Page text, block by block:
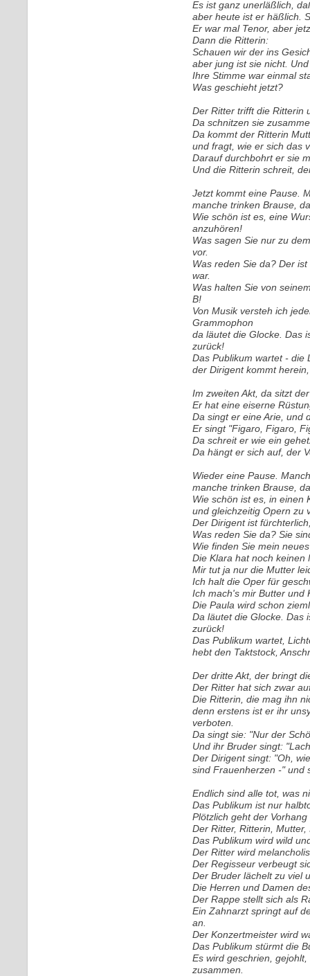
Es ist ganz unerläßlich,
aber heute ist er häßlich.
Er war mal Tenor, aber
Dann die Ritterin:
Schauen wir der ins
aber jung ist sie nicht.
Ihre Stimme war einmal
Was geschieht jetzt?
Der Ritter trifft die Ritterin
Da schnitzen sie
Da kommt der Ritterin
und fragt, wie er sich das
Darauf durchbohrt er sie
Und die Ritterin schreit,
Jetzt kommt eine Pause.
manche trinken Brause,
Wie schön ist es, eine
anzuhören!
Was sagen Sie nur zu
vor.
Was reden Sie da? Der
war.
Was halten Sie von
B!
Von Musik versteh ich
Grammophon
da läutet die Glocke. Das
zurück!
Das Publikum wartet - die
der Dirigent kommt
Im zweiten Akt, da sitzt
Er hat eine eiserne
Da singt er eine Arie, und
Er singt "Figaro, Figaro,
Da schreit er wie ein
Da hängt er sich auf, der
Wieder eine Pause.
manche trinken Brause,
Wie schön ist es, in einen
und gleichzeitig Opern zu
Der Dirigent ist
Was reden Sie da? Sie
Wie finden Sie mein
Die Klara hat noch keinen
Mir tut ja nur die Mutter
Ich halt die Oper für
Ich mach's mir Butter und
Die Paula wird schon
Da läutet die Glocke. Das
zurück!
Das Publikum wartet,
hebt den Taktstock,
Der dritte Akt, der bringt
Der Ritter hat sich zwar
Die Ritterin, die mag ihn
denn erstens ist er ihr
verboten.
Da singt sie: "Nur der
Und ihr Bruder singt:
Der Dirigent singt: "Oh,
sind Frauenherzen -" und
Endlich sind alle tot, was
Das Publikum ist nur
Plötzlich geht der
Der Ritter, Ritterin,
Das Publikum wird wild
Der Ritter wird
Der Regisseur verbeugt
Der Bruder lächelt zu viel
Die Herren und Damen
Der Rappe stellt sich als
Ein Zahnarzt springt auf
an.
Der Konzertmeister wird
Das Publikum stürmt die
Es wird geschrien,
zusammen.